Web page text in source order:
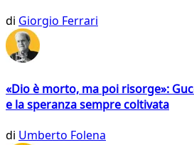
di Giorgio Ferrari
«Dio è morto, ma poi risorge»:
e la speranza sempre coltivata
di Umberto Folena